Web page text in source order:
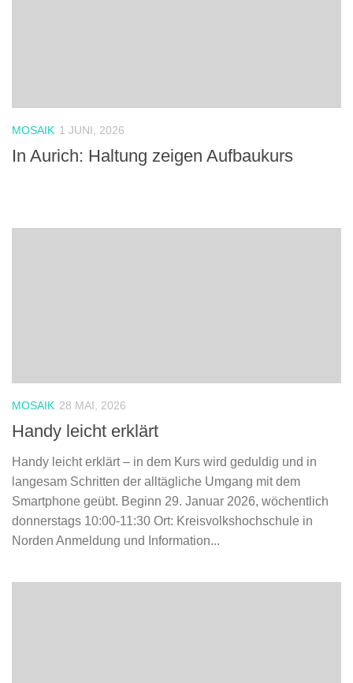
MOSAIK 1 JUNI, 2026
In Aurich: Haltung zeigen Aufbaukurs
MOSAIK 28 MAI, 2026
Handy leicht erklärt
Handy leicht erklärt – in dem Kurs wird geduldig und in
langesam Schritten der alltägliche Umgang mit dem
Smartphone geübt. Beginn 29. Januar 2026, wöchentlich
donnerstags 10:00-11:30 Ort: Kreisvolkshochschule in
Norden Anmeldung und Information...